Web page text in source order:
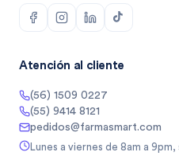
Atención al cliente
(56) 1509 0227
(55) 9414 8121
pedidos@farmasmart.com
Lunes a viernes de 8am a